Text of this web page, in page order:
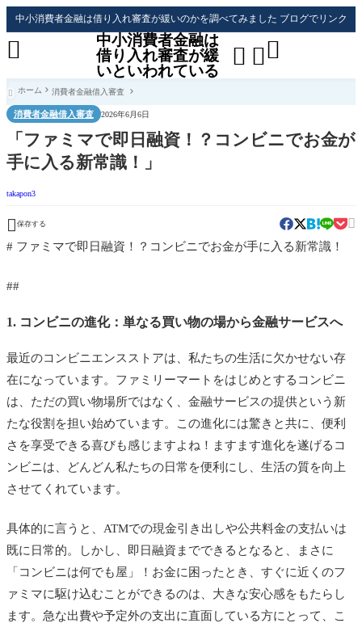
中小消費者金融は借り入れ審査が緩いのかを調べてみました ブログでリンク
中小消費者金融は
借り入れ審査が緩
いといわれている
 

 ホーム 消費者金融借入審査
消費者金融借入審査 2026年6月6日
「ファミマで即日融資！？コンビニでお金が
手に入る新常識！」
takapon3
 保存する 
# ファミマで即日融資！？コンビニでお金が手に入る新常識！
##
1. コンビニの進化：単なる買い物の場から金融サービスへ
最近のコンビニエンスストアは、私たちの生活に欠かせない存
在になっています。ファミリーマートをはじめとするコンビニ
は、ただの買い物場所ではなく、金融サービスの提供という新
たな役割を担い始めています。この進化には驚きと共に、便利
さを享受できる喜びも感じますよね！ますます進化を遂げるコ
ンビニは、どんどん私たちの日常を便利にし、生活の質を向上
させてくれています。
具体的に言うと、ATMでの現金引き出しや公共料金の支払いは
既に日常的。しかし、即日融資までできるとなると、まさに
「コンビニは何でも屋」！お金に困ったとき、すぐに近くのフ
ァミマに駆け込むことができるのは、大きな安心感をもたらし
ます。急な出費や予定外の支出に直面している方にとって、こ